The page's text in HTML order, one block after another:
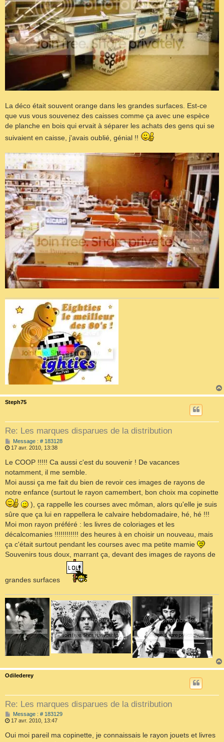
La déco était souvent orange dans les grandes surfaces. Est-ce
que vus vous souvenez des caisses comme ça avec une espèce
de planche en bois qui ervait à séparer les achats des gens qui se
suivaient en caisse, j'avais oublié, génial !!
Steph75
Re: Les marques disparues de la distribution
Message : # 183128M
s
g
17 avr. 2010, 13:38
Le COOP !!!!! Ca aussi c'est du souvenir ! De vacances
notamment, il me semble.
Moi aussi ça me fait du bien de revoir ces images de rayons de
notre enfance (surtout le rayon camembert, bon choix ma copinette
), ça rappelle les courses avec môman, alors qu'elle je suis
sûre que ça lui en rappellera le calvaire hebdomadaire, hé, hé !!!
Moi mon rayon préféré : les livres de coloriages et les
décalcomanies !!!!!!!!!!!! des heures à en choisir un nouveau, mais
ça c'était surtout pendant les courses avec ma petite mamie
Souvenirs tous doux, marrant ça, devant des images de rayons de
grandes surfaces
Odilederey
Re: Les marques disparues de la distribution
Message : # 183129M
s
17 avr. 2010, 13:47
Oui moi pareil ma copinette, je connaissais le rayon jouets et livres